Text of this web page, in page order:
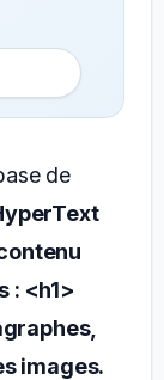
de
: <h1>
images.